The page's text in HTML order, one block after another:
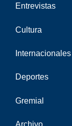
Entrevistas
Cultura
Internacionales
Deportes
Gremial
Archivo